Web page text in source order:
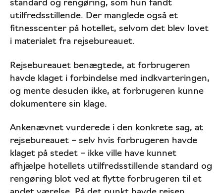
standard og rengøring, som hun fandt
utilfredsstillende. Der manglede også et
fitnesscenter på hotellet, selvom det blev lovet
i materialet fra rejsebureauet.
Rejsebureauet benægtede, at forbrugeren
havde klaget i forbindelse med indkvarteringen,
og mente desuden ikke, at forbrugeren kunne
dokumentere sin klage.
Ankenævnet vurderede i den konkrete sag, at
rejsebureauet – selv hvis forbrugeren havde
klaget på stedet – ikke ville have kunnet
afhjælpe hotellets utilfredsstillende standard og
rengøring blot ved at flytte forbrugeren til et